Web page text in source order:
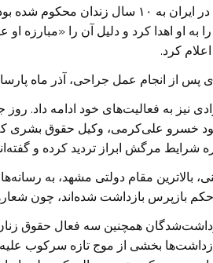
به او اهدا کرد و دلیل آن را «مبارزه
کرد.
پس از انجام عمل جراحی، آذر ماه
نیز به فعالیت‌های خود ادامه داد.
خسرو علی‌کرمی، وکیل حقوق بشری
شرایط مرگش ابراز تردید کرده و
بالاترین مقام دولتی مشهد، به
بازپرس بازداشت شده‌اند، چون
همچنین سه فعال حقوق
بخشی از موج تازه سرکوب